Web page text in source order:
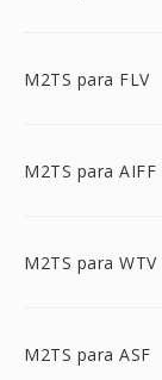
M2TS para FLV
M2TS para AIFF
M2TS para WTV
M2TS para ASF